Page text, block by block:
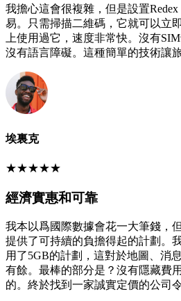
我擔心這會很複雜，但是設置
易。只需掃描二維碼，它就可以立
上使用過它，速度非常快。沒有
沒有語言障礙。這種簡單的技術讓
埃裏克
★★★★★
經濟實惠和可靠
我本以爲國際數據會花一大筆錢，
提供了可持續的負擔得起的計劃。
用了5GB的計劃，這對於地圖、消
有餘。最棒的部分是？沒有隱藏費
的。終於找到一家誠實定價的公司